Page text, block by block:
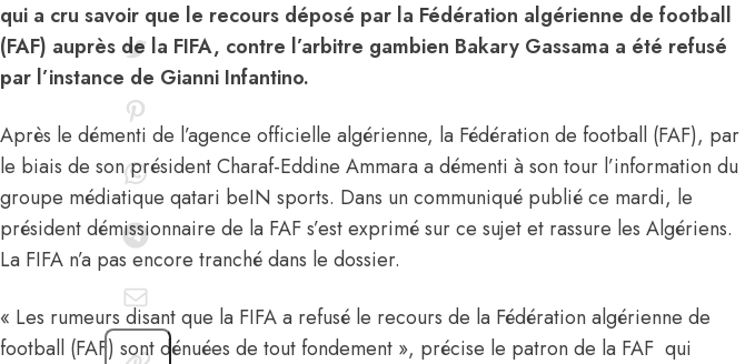
qui a cru savoir que le recours déposé par la Fédération algérienne de football
(FAF) auprès de la FIFA, contre l’arbitre gambien Bakary Gassama a été refusé
par l’instance de Gianni Infantino.
Après le démenti de l’agence officielle algérienne, la Fédération de football (FAF), par
le biais de son président Charaf-Eddine Ammara a démenti à son tour l’information du
groupe médiatique qatari beIN sports. Dans un communiqué publié ce mardi, le
président démissionnaire de la FAF s’est exprimé sur ce sujet et rassure les Algériens.
La FIFA n’a pas encore tranché dans le dossier.
« Les rumeurs disant que la FIFA a refusé le recours de la Fédération algérienne de
football (FAF) sont dénuées de tout fondement », précise le patron de la FAF qui